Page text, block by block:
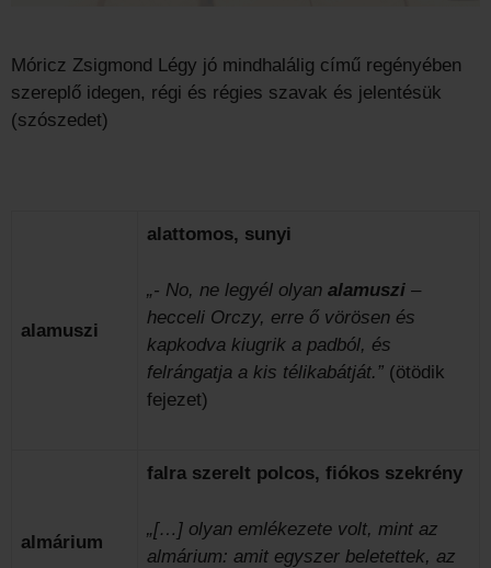
Móricz Zsigmond Légy jó mindhalálig című regényében
szereplő idegen, régi és régies szavak és jelentésük
(szószedet)
alamuszi
alattomos, sunyi
„- No, ne legyél olyan alamuszi –
hecceli Orczy, erre ő vörösen és
kapkodva kiugrik a padból, és
felrángatja a kis télikabátját.” (ötödik
fejezet)
almárium
falra szerelt polcos, fiókos szekrény
„[…] olyan emlékezete volt, mint az
almárium: amit egyszer beletettek, az